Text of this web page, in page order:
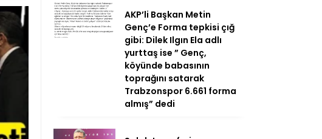
AKP’li Başkan Metin
Genç’e Forma tepkisi çığ
gibi: Dilek Ilgın Ela adlı
yurttaş ise ” Genç,
köyünde babasının
toprağını satarak
Trabzonspor 6.661 forma
almış” dedi